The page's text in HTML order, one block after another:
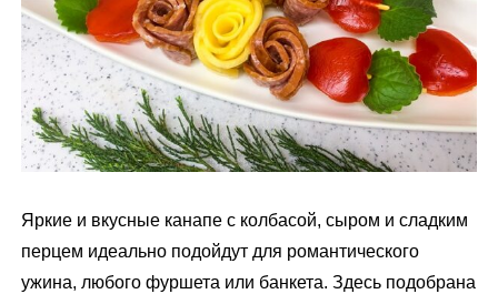
Яркие и вкусные канапе с колбасой, сыром и сладким
перцем идеально подойдут для романтического
ужина, любого фуршета или банкета. Здесь подобрана